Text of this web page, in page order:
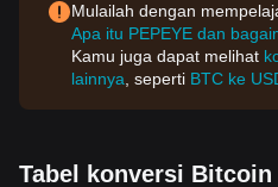
Mulailah dengan
Apa itu PEPEYE dan
Kamu juga dapat melihat
lainnya , seperti BTC ke
Tabel konversi Bitcoin